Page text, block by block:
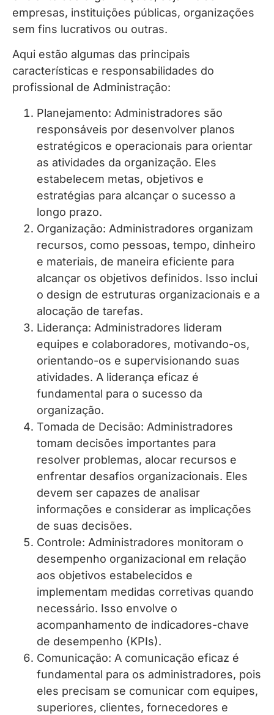
empresas, instituições públicas, organizações
sem fins lucrativos ou outras.
Aqui estão algumas das principais
características e responsabilidades do
profissional de Administração:
Planejamento: Administradores são
responsáveis por desenvolver planos
estratégicos e operacionais para orientar
as atividades da organização. Eles
estabelecem metas, objetivos e
estratégias para alcançar o sucesso a
longo prazo.
Organização: Administradores organizam
recursos, como pessoas, tempo, dinheiro
e materiais, de maneira eficiente para
alcançar os objetivos definidos. Isso inclui
o design de estruturas organizacionais e a
alocação de tarefas.
Liderança: Administradores lideram
equipes e colaboradores, motivando-os,
orientando-os e supervisionando suas
atividades. A liderança eficaz é
fundamental para o sucesso da
organização.
Tomada de Decisão: Administradores
tomam decisões importantes para
resolver problemas, alocar recursos e
enfrentar desafios organizacionais. Eles
devem ser capazes de analisar
informações e considerar as implicações
de suas decisões.
Controle: Administradores monitoram o
desempenho organizacional em relação
aos objetivos estabelecidos e
implementam medidas corretivas quando
necessário. Isso envolve o
acompanhamento de indicadores-chave
de desempenho (KPIs).
Comunicação: A comunicação eficaz é
fundamental para os administradores, pois
eles precisam se comunicar com equipes,
superiores, clientes, fornecedores e